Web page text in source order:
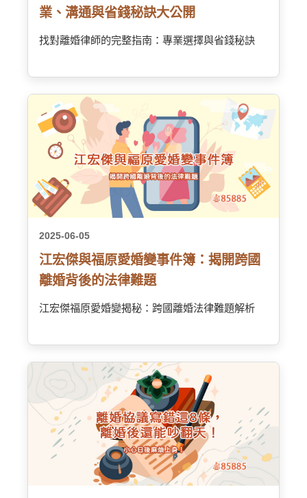
業、溝通與省錢秘訣大公開
找對離婚律師的完整指南：專業選擇與省錢秘訣
2025-06-05
江宏傑與福原愛婚變事件簿：揭開跨國
離婚背後的法律難題
江宏傑福原愛婚變揭秘：跨國離婚法律難題解析